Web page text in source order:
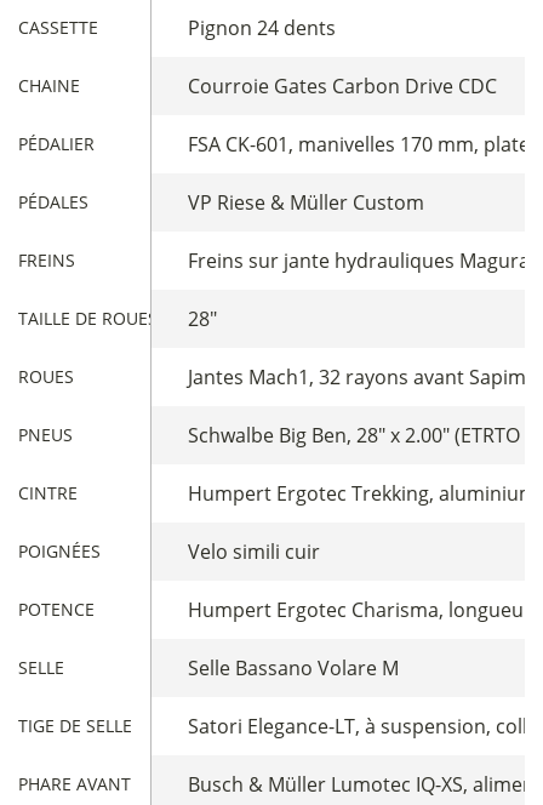
CASSETTE Pignon 24 dents
CHAINE Courroie Gates Carbon Drive CDC
PÉDALIER FSA CK-601, manivelles 170 mm,
PÉDALES VP Riese & Müller Custom
FREINS Freins sur jante hydrauliques Magura
TAILLE DE ROUES 28"
ROUES Jantes Mach1, 32 rayons avant
PNEUS Schwalbe Big Ben, 28" x 2.00" (ETRTO
CINTRE Humpert Ergotec Trekking, aluminium
POIGNÉES Velo simili cuir
POTENCE Humpert Ergotec Charisma, longueur
SELLE Selle Bassano Volare M
TIGE DE SELLE Satori Elegance-LT, à suspension,
PHARE AVANT Busch & Müller Lumotec IQ-XS,